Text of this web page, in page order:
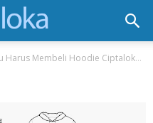
Harus Membeli Hoodie Ciptaloka